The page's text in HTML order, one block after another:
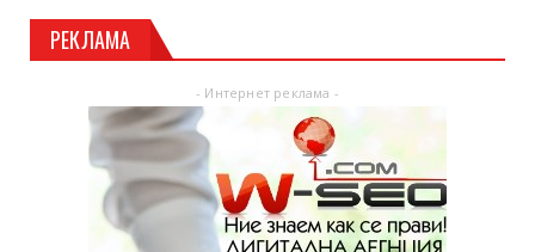
РЕКЛАМА
- Интернет реклама -